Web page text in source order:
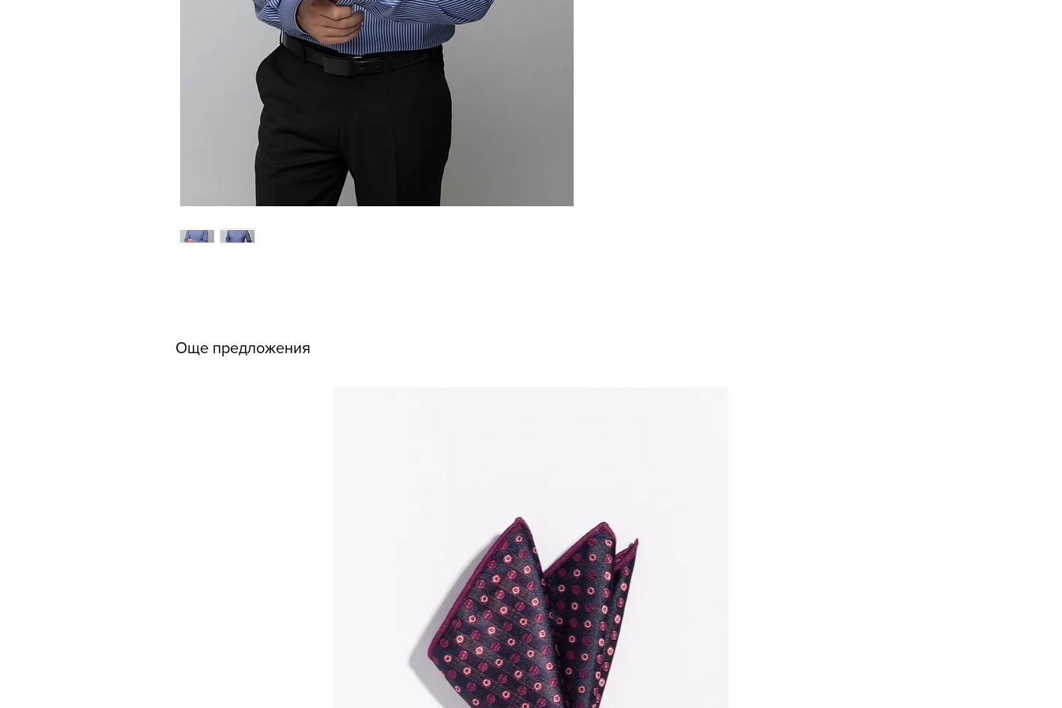
Още предложения